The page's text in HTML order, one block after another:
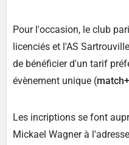
Pour l'occasion, le club
licenciés et l'AS
de bénéficier d'un tarif
évènement unique (
Les incriptions se font
Mickael Wagner à